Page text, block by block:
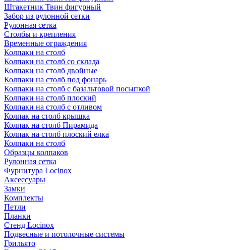
Штакетник Твин фигурный
Забор из рулонной сетки
Рулонная сетка
Столбы и крепления
Временные ограждения
Колпаки на столб
Колпаки на столб со склада
Колпаки на столб двoйные
Колпаки на столб под фонарь
Колпаки на столб с базальтовой посыпкой
Колпаки на столб плоский
Колпаки на столб с отливом
Колпак на столб крышка
Колпак на столб Пирамида
Колпак на столб плоский елка
Колпаки на столб
Образцы колпаков
Рулонная сетка
Фурнитура Locinox
Аксессуары
Замки
Комплекты
Петли
Планки
Стенд Locinox
Подвесные и потолочные системы
Грильято